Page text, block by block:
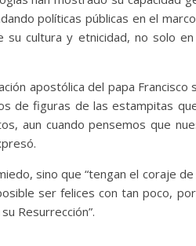
políticas públicas en el
cultura y etnicidad, no solo
apostólica del papa
de figuras de las estampitas
aun cuando pensemos que
sino que “tengan el coraje
ser felices con tan poco,
Resurrección”.